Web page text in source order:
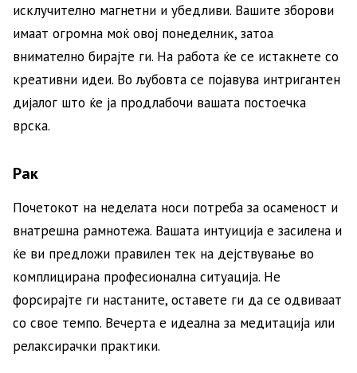
исклучително магнетни и убедливи. Вашите зборови
имаат огромна моќ овој понеделник, затоа
внимателно бирајте ги. На работа ќе се истакнете со
креативни идеи. Во љубовта се појавува интригантен
дијалог што ќе ја продлабочи вашата постоечка
врска.
Рак
Почетокот на неделата носи потреба за осаменост и
внатрешна рамнотежа. Вашата интуиција е засилена и
ќе ви предложи правилен тек на дејствување во
комплицирана професионална ситуација. Не
форсирајте ги настаните, оставете ги да се одвиваат
со свое темпо. Вечерта е идеална за медитација или
релаксирачки практики.